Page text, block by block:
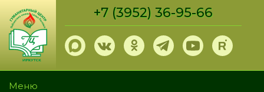
Перейти
основному
содержанию
+7 (3952) 36-95-66
Меню